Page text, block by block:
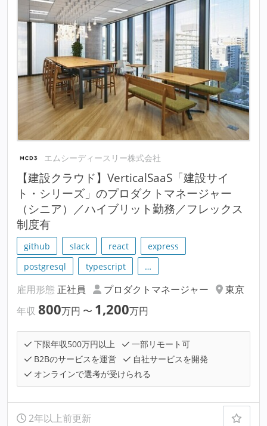
エムシーディースリー株式会社
【建設クラウド】VerticalSaaS「建設サイ
ト・シリーズ」のプロダクトマネージャー
（シニア）／ハイブリット勤務／フレックス
制度有
github slack react
express
postgresql
typescript …
雇用形態 正社員 プロダクトマネージャー
東京
年収 800万円 〜 1,200万円
下限年収500万円以上
一部リモート可
B2Bのサービスを運営
自社サービスを開発
オンラインで選考が受けられる
2年以上前更新